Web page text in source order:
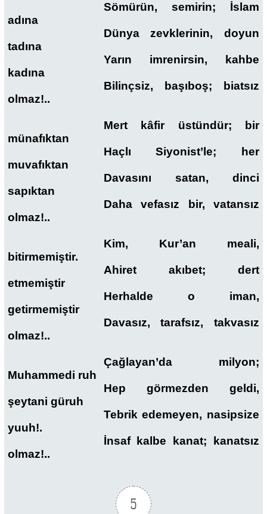
Sömürün, semirin; İslam
adına
Dünya zevklerinin, doyun
tadına
Yarın imrenirsin, kahbe
kadına
Bilinçsiz, başıboş; biatsız
olmaz!..
Mert kâfir üstündür; bir
münafıktan
Haçlı Siyonist’le; her
muvafıktan
Davasını satan, dinci
sapıktan
Daha vefasız bir, vatansız
olmaz!..
Kim, Kur’an meali,
bitirmemiştir.
Ahiret akıbet; dert
etmemiştir
Herhalde o iman,
getirmemiştir
Davasız, tarafsız, takvasız
olmaz!..
Çağlayan’da milyon;
Muhammedi ruh
Hep görmezden geldi,
şeytani güruh
Tebrik edemeyen, nasipsize
yuuh!.
İnsaf kalbe kanat; kanatsız
olmaz!..
5